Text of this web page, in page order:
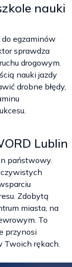
nauki
do egzaminów
sprawdza
drogowym.
nauki jazdy
drobne błędy,
Lublin
państwowy.
Zdobytą
miasta, na
To
przynosi
Twoich rękach.